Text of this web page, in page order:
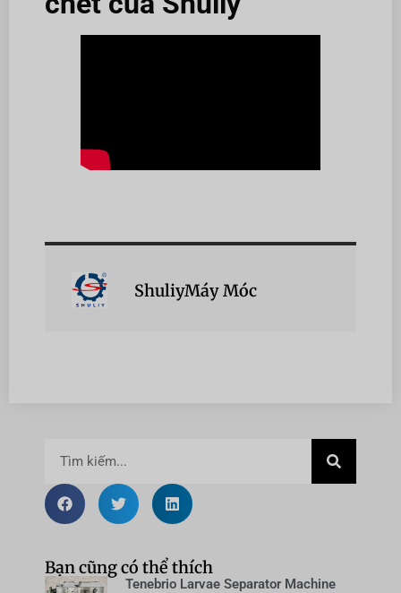
ShuliyMáy Móc
Bạn cũng có thể thích
Tenebrio Larvae Separator Machine